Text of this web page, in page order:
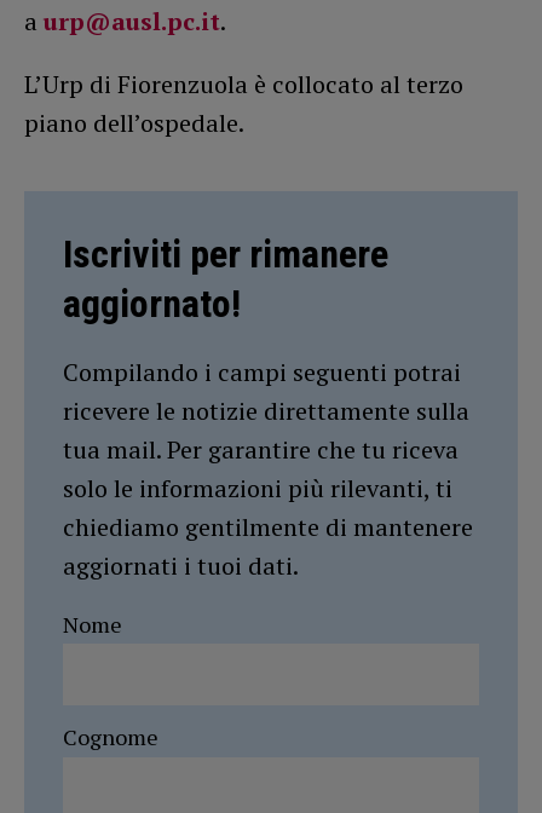
a urp@ausl.pc.it.
L’Urp di Fiorenzuola è collocato al terzo
piano dell’ospedale.
Iscriviti per rimanere
aggiornato!
Compilando i campi seguenti potrai
ricevere le notizie direttamente sulla
tua mail. Per garantire che tu riceva
solo le informazioni più rilevanti, ti
chiediamo gentilmente di mantenere
aggiornati i tuoi dati.
Nome
Cognome